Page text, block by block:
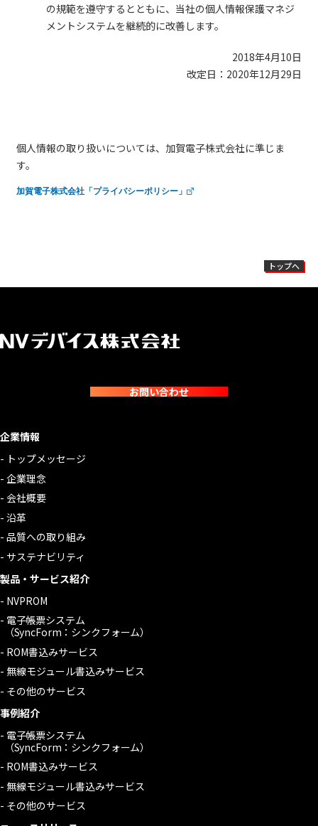
の規範を遵守するとともに、当社の個人情報保護マネジ
メントシステムを継続的に改善します。
2018年4月10日
改定日：2020年12月29日
個人情報の取り扱いについては、加賀電子株式会社に準じま
す。
加賀電子株式会社「プライバシーポリシー」
トップへ
企業情報
トップメッセージ
企業理念
会社概要
沿革
品質への取り組み
サステナビリティ
製品・サービス紹介
NVPROM
電子帳票システム
（SyncForm：シンクフォーム）
ROM書込みサービス
無線モジュール書込みサービス
その他のサービス
事例紹介
電子帳票システム
（SyncForm：シンクフォーム）
ROM書込みサービス
無線モジュール書込みサービス
その他のサービス
お問い合わせ